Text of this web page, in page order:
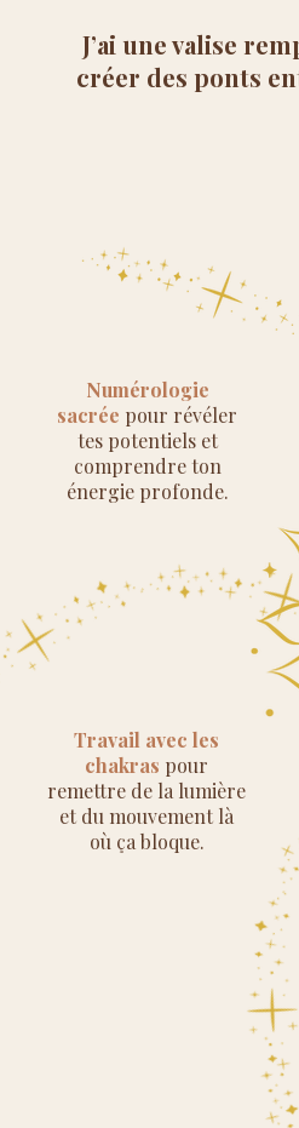
J’ai une valise
créer des ponts
Numérologie
sacrée pour révéler
tes potentiels et
comprendre ton
énergie profonde.
Travail avec les
chakras pour
remettre de la lumière
et du mouvement là
où ça bloque.